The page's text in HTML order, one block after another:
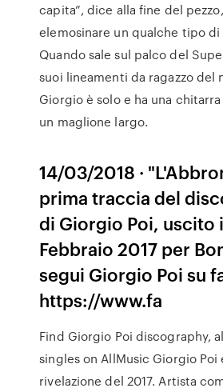
capita”, dice alla fine del
elemosinare un qualche tipo di
Quando sale sul palco del
suoi lineamenti da ragazzo del
Giorgio è solo e ha una
un maglione largo.
14/03/2018 ·
prima traccia del
di Giorgio Poi, uscito
Febbraio 2017 per
segui Giorgio Poi su
https://www.fa
Find Giorgio Poi discography,
singles on AllMusic Giorgio Poi
rivelazione del 2017. Artista